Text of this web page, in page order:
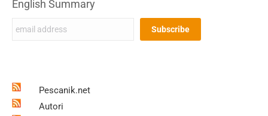
English Summary
Pescanik.net
Autori